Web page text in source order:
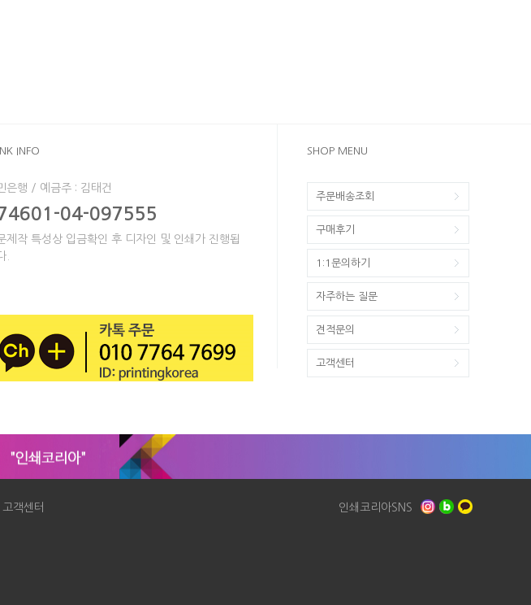
INFO
은행 / 예금주 : 김태건
04-097555
제작 특성상 입금확인 후 디자인 및 인쇄가 진행됩
.
SHOP MENU
주문배송조회
구매후기
1:1문의하기
자주하는 질문
견적문의
고객센터
인쇄코리아SNS
고객센터